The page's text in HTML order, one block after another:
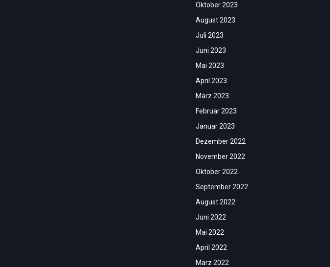
Oktober 2023
August 2023
Juli 2023
Juni 2023
Mai 2023
April 2023
März 2023
Februar 2023
Januar 2023
Dezember 2022
November 2022
Oktober 2022
September 2022
August 2022
Juni 2022
Mai 2022
April 2022
März 2022